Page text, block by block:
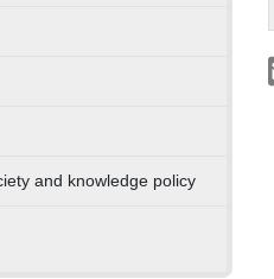
and knowledge policy